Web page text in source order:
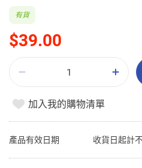
$39.00
有貨
加入我的購物清單
產品有效日期 收貨日起計